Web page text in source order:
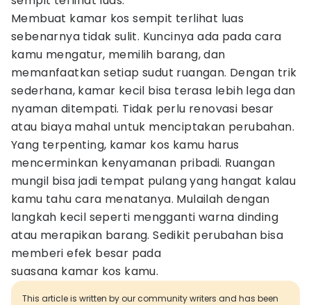
Membuat kamar kos sempit terlihat luas
sebenarnya tidak sulit. Kuncinya ada pada cara
kamu mengatur, memilih barang, dan
memanfaatkan setiap sudut ruangan. Dengan trik
sederhana, kamar kecil bisa terasa lebih lega dan
nyaman ditempati. Tidak perlu renovasi besar
atau biaya mahal untuk menciptakan perubahan.
Yang terpenting, kamar kos kamu harus
mencerminkan kenyamanan pribadi. Ruangan
mungil bisa jadi tempat pulang yang hangat kalau
kamu tahu cara menatanya. Mulailah dengan
langkah kecil seperti mengganti warna dinding
atau merapikan barang. Sedikit perubahan bisa
memberi efek besar pada
suasana kamar kos kamu.
This article is written by our community writers and has been